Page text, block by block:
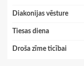
Diakonijas vēsture
Tiesas diena
Droša zīme ticībai